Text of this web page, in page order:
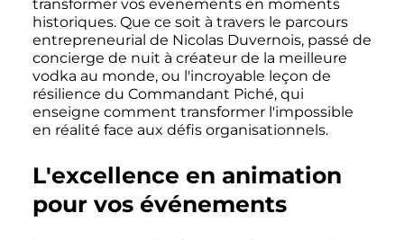
transformer vos événements en moments
historiques. Que ce soit à travers le parcours
entrepreneurial de Nicolas Duvernois, passé de
concierge de nuit à créateur de la meilleure
vodka au monde, ou l'incroyable leçon de
résilience du Commandant Piché, qui
enseigne comment transformer l'impossible
en réalité face aux défis organisationnels.
L'excellence en animation
pour vos événements